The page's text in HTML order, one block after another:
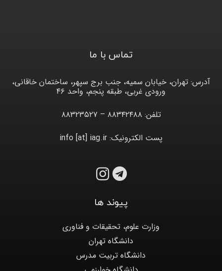
تماس با ما
آدرس: تهران، خیابان سمیه، جنب برج سپهر، ساختمان خاقانی،
ورودی غربی، طبقه پنجم، واحد ۴۶
تلفن: ۸۸۳۴۲۴۸۸ – ۸۸۳۲۳۵۲۷
پست الکترونیک: info [at] iag.ir
پیوند ها
وزارت علوم، تحقیقات و فناوری
دانشگاه تهران
دانشگاه تربیت مدرس